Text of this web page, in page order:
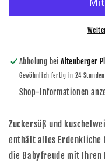
Abholung beiAltenberger
Gewöhnlich fertig in 24 Stunden
Shop-Informationen
Zuckersüß und
enthält alles Erdenkliche
die Babyfreude mit Ihren